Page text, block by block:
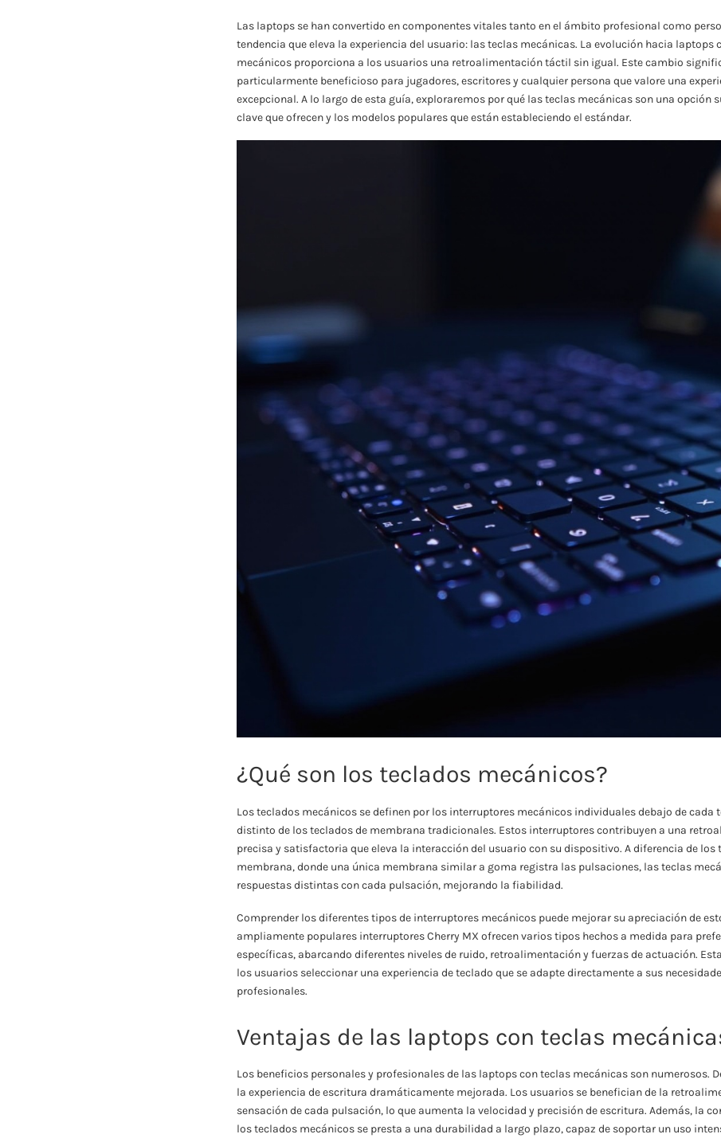
Las laptops se han convertido en componentes vitales tanto en el ámbito profesional como
tendencia que eleva la experiencia del usuario: las teclas mecánicas. La evolución hacia laptops
mecánicos proporciona a los usuarios una retroalimentación táctil sin igual. Este cambio
particularmente beneficioso para jugadores, escritores y cualquier persona que valore una
excepcional. A lo largo de esta guía, exploraremos por qué las teclas mecánicas son una opción
clave que ofrecen y los modelos populares que están estableciendo el estándar.
¿Qué son los teclados mecánicos?
Los teclados mecánicos se definen por los interruptores mecánicos individuales debajo de cada
distinto de los teclados de membrana tradicionales. Estos interruptores contribuyen a una
precisa y satisfactoria que eleva la interacción del usuario con su dispositivo. A diferencia de los
membrana, donde una única membrana similar a goma registra las pulsaciones, las teclas
respuestas distintas con cada pulsación, mejorando la fiabilidad.
Comprender los diferentes tipos de interruptores mecánicos puede mejorar su apreciación de
ampliamente populares interruptores Cherry MX ofrecen varios tipos hechos a medida para
específicas, abarcando diferentes niveles de ruido, retroalimentación y fuerzas de actuación.
los usuarios seleccionar una experiencia de teclado que se adapte directamente a sus
profesionales.
Ventajas de las laptops con teclas
Los beneficios personales y profesionales de las laptops con teclas mecánicas son numerosos.
la experiencia de escritura dramáticamente mejorada. Los usuarios se benefician de la
sensación de cada pulsación, lo que aumenta la velocidad y precisión de escritura. Además, la
los teclados mecánicos se presta a una durabilidad a largo plazo, capaz de soportar un uso